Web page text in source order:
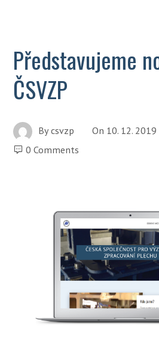
Představujeme
ČSVZP
Bycsvzp On 10. 12. 2019
0 Comments